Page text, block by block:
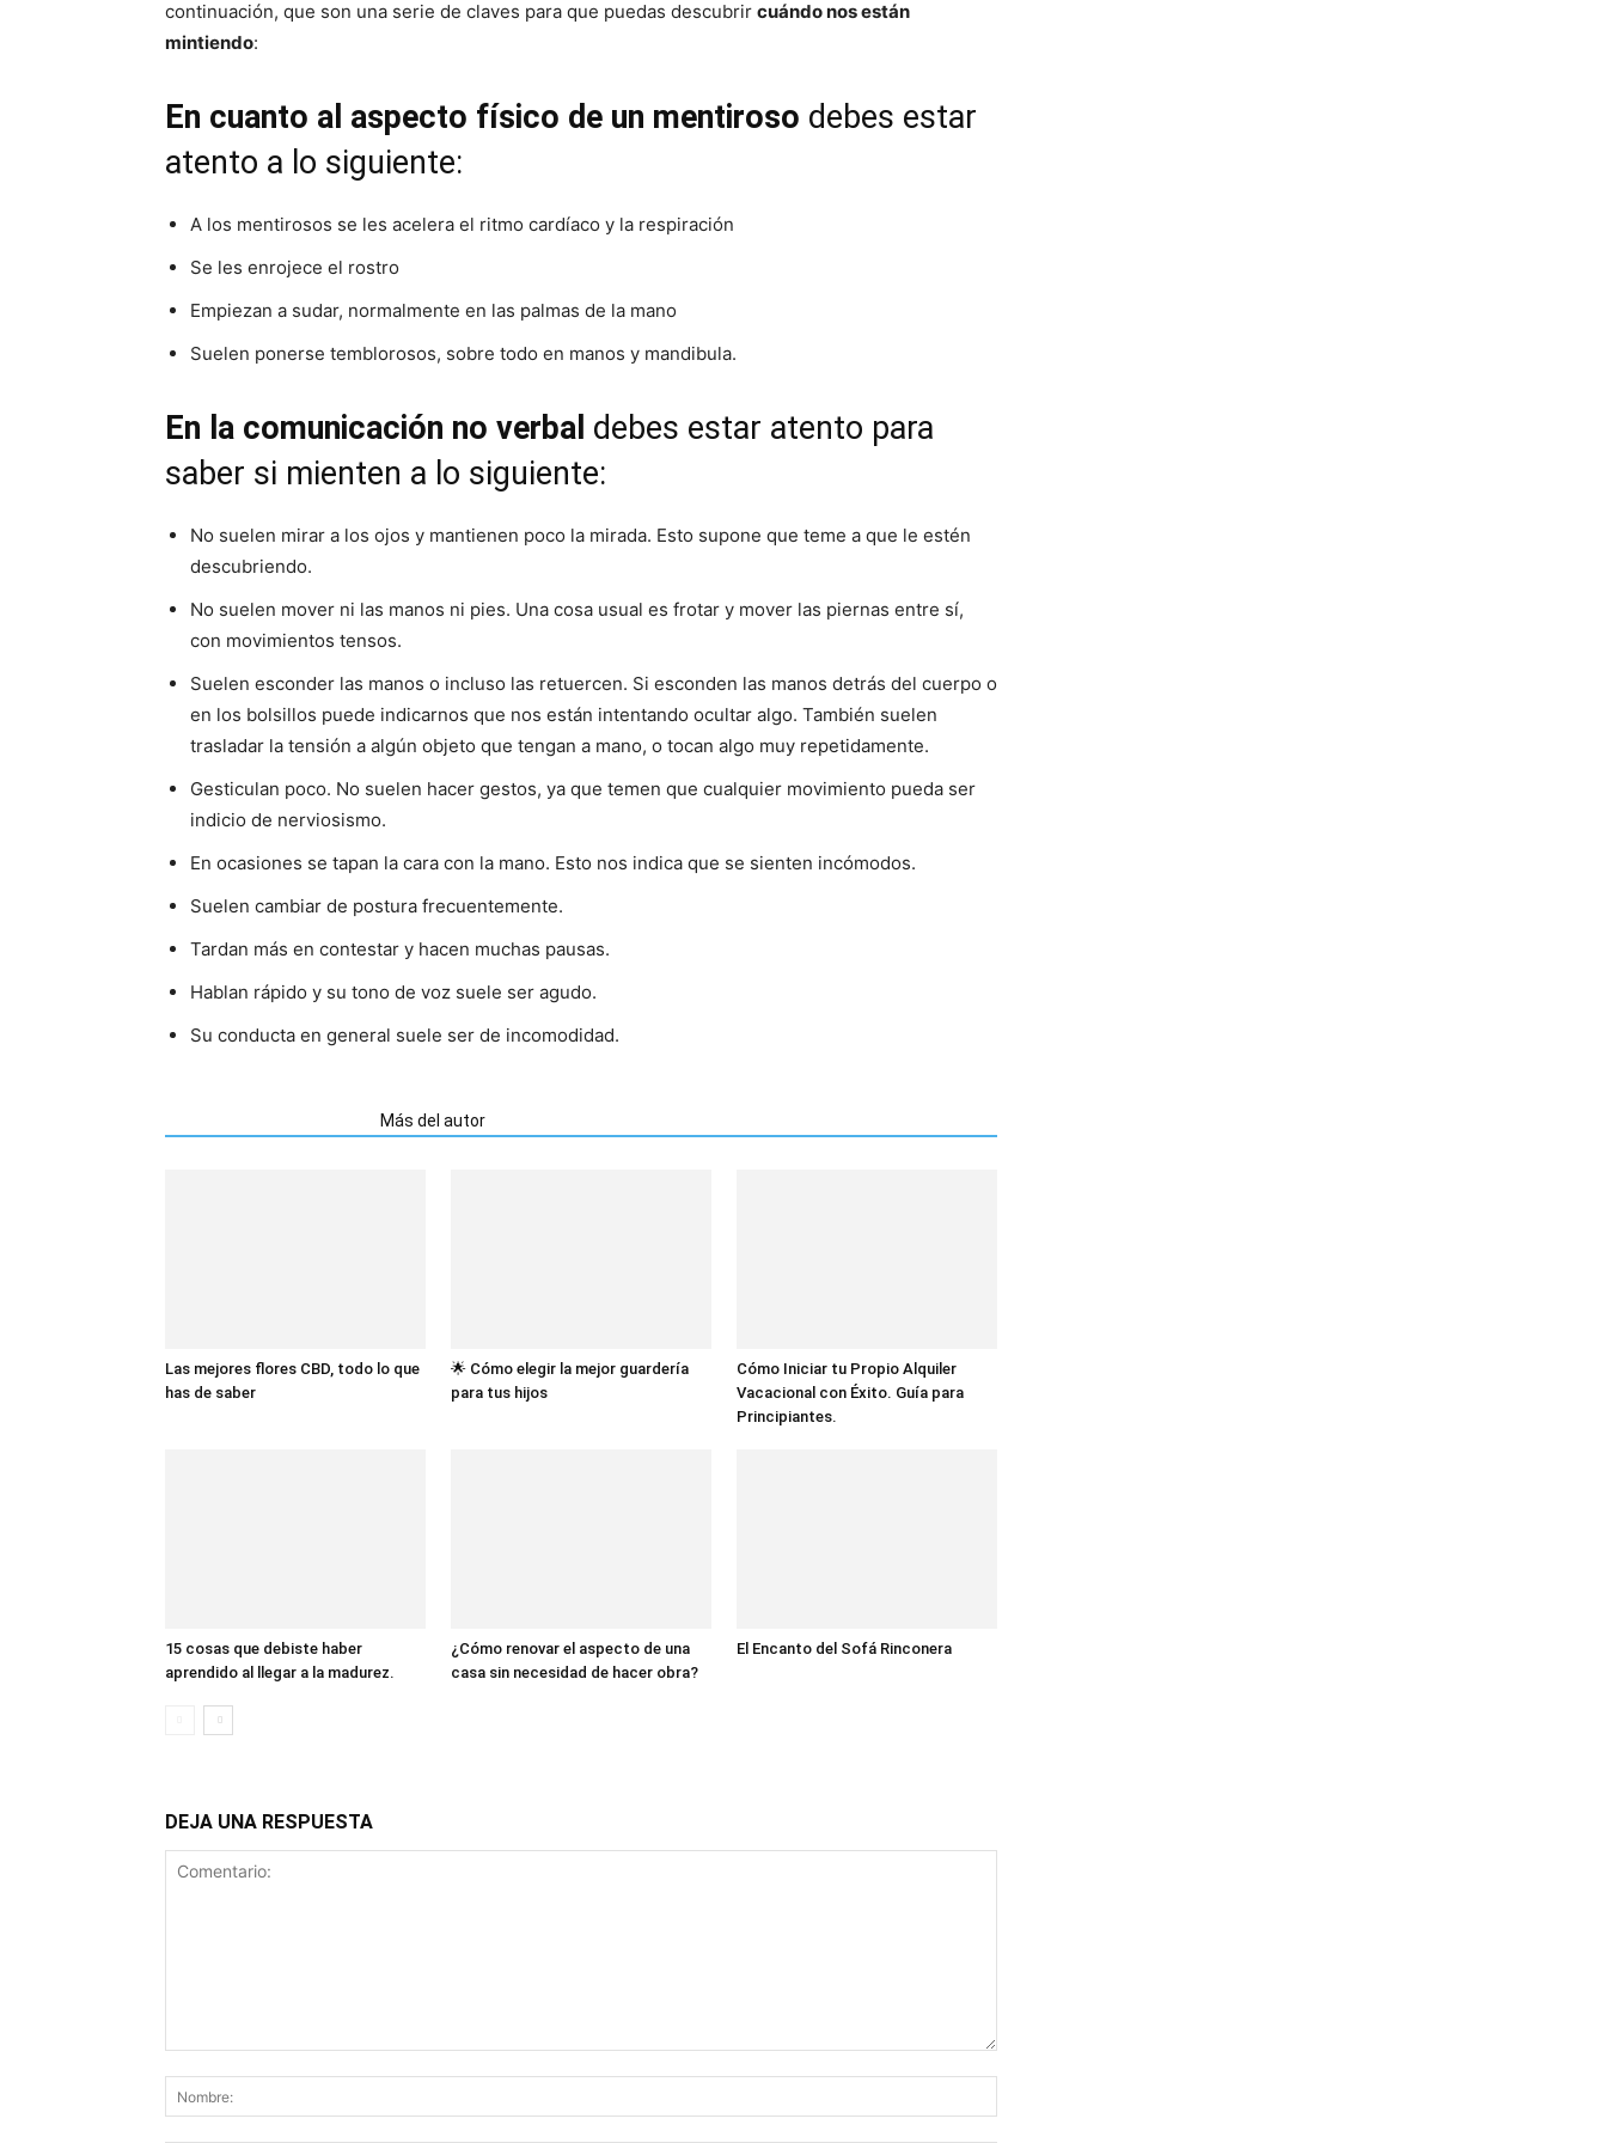
continuación, que son una serie de claves para que puedas descubrir cuándo nos están
mintiendo:
En cuanto al aspecto físico de un mentiroso debes estar
atento a lo siguiente:
A los mentirosos se les acelera el ritmo cardíaco y la respiración
Se les enrojece el rostro
Empiezan a sudar, normalmente en las palmas de la mano
Suelen ponerse temblorosos, sobre todo en manos y mandibula.
En la comunicación no verbal debes estar atento para
saber si mienten a lo siguiente:
No suelen mirar a los ojos y mantienen poco la mirada. Esto supone que teme a que le estén
descubriendo.
No suelen mover ni las manos ni pies. Una cosa usual es frotar y mover las piernas entre sí,
con movimientos tensos.
Suelen esconder las manos o incluso las retuercen. Si esconden las manos detrás del cuerpo o
en los bolsillos puede indicarnos que nos están intentando ocultar algo. También suelen
trasladar la tensión a algún objeto que tengan a mano, o tocan algo muy repetidamente.
Gesticulan poco. No suelen hacer gestos, ya que temen que cualquier movimiento pueda ser
indicio de nerviosismo.
En ocasiones se tapan la cara con la mano. Esto nos indica que se sienten incómodos.
Suelen cambiar de postura frecuentemente.
Tardan más en contestar y hacen muchas pausas.
Hablan rápido y su tono de voz suele ser agudo.
Su conducta en general suele ser de incomodidad.
Más del autor
Las mejores flores CBD, todo lo que
has de saber
🌟 Cómo elegir la mejor guardería
para tus hijos
Cómo Iniciar tu Propio Alquiler
Vacacional con Éxito. Guía para
Principiantes.
15 cosas que debiste haber
aprendido al llegar a la madurez.
¿Cómo renovar el aspecto de una
casa sin necesidad de hacer obra?
El Encanto del Sofá Rinconera
DEJA UNA RESPUESTA